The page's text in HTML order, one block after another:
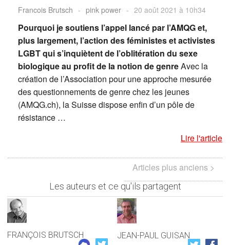
Francois Brutsch - pink power - 20 août 2021 à 10h34
Pourquoi je soutiens l’appel lancé par l’AMQG et,
plus largement, l’action des féministes et activistes
LGBT qui s’inquiètent de l’oblitération du sexe
biologique au profit de la notion de genreAvec la
création de l’Association pour une approche mesurée
des questionnements de genre chez les jeunes
(AMQG.ch), la Suisse dispose enfin d’un pôle de
résistance …
Lire l'article
Articles plus anciens >
Les auteurs et ce qu'ils partagent
FRANÇOIS BRUTSCH JEAN-PAUL GUISAN